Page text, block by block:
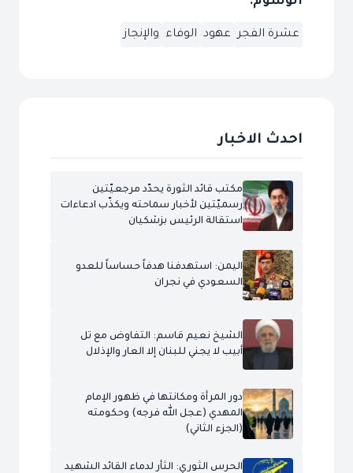
عشرة الفجر عهود الوفاء والإنجاز
احدث الاخبار
مكتب قائد الثورة يحدّد مرجعيّتين
رسميّتين لأخبار سماحته ويكذّب ادعاءات
استقالة الرئيس بزشكيان
اليمن: استهدفنا هدفاً حساساً للعدو
السعودي في نجران
الشيخ نعيم قاسم: التفاوض مع تل
أبيب لا يجني للبنان إلا العار والإذلال
دور المرأة ومكانتها في ظهور الإمام
المهدي (عجل الله فرجه) وحكومته
(الجزء الثاني)
الحرس الثوري: الثأر لدماء القائد الشهيد